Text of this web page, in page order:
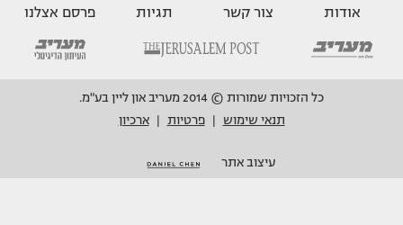
אודות צור קשר תגיות פרסם אצלנו
כל הזכויות שמורות © 2014 מעריב און ליין בע"מ.
תנאי שימוש
פרטיות ארכיון
עיצוב אתר